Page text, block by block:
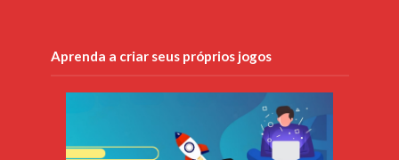
Aprenda a criar seus próprios jogos